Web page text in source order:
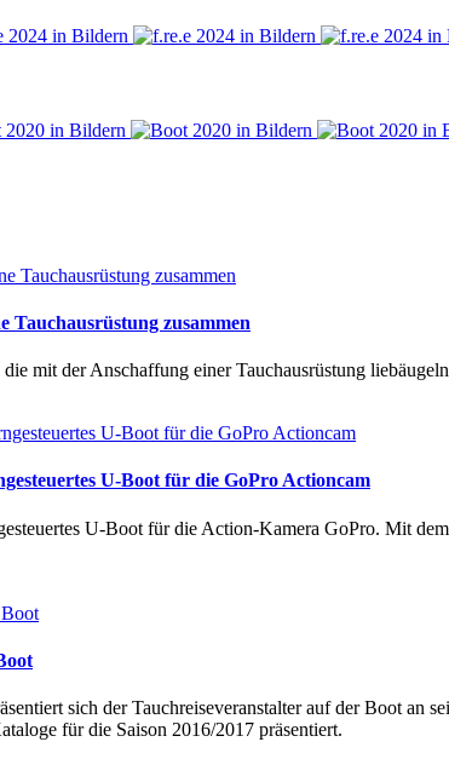
Tauchausrüstung zusammen
mit der Anschaffung einer Tauchausrüstung
U-Boot für die GoPro Actioncam
U-Boot für die Action-Kamera GoPro. Mit
sich der Tauchreiseveranstalter auf der Boot
für die Saison 2016/2017 präsentiert.